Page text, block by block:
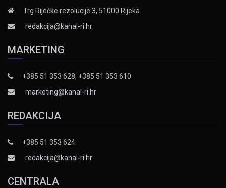
Trg Riječke rezolucije 3, 51000 Rijeka
redakcija@kanal-ri.hr
MARKETING
+385 51 353 628, +385 51 353 610
marketing@kanal-ri.hr
REDAKCIJA
+385 51 353 624
redakcija@kanal-ri.hr
CENTRALA